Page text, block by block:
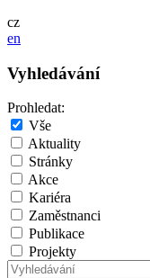
cz
en
Vyhledávání
Prohledat:
Vše
Aktuality
Stránky
Akce
Kariéra
Zaměstnanci
Publikace
Projekty